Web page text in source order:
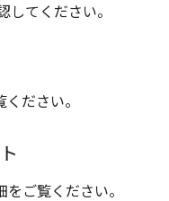
してください。
ださい。
をご覧ください。